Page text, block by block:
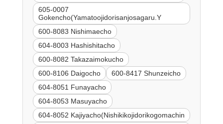
605-0007
Gokencho(Yamatoojidorisanjosagaru.Y
600-8083 Nishimaecho
604-8003 Hashishitacho
600-8082 Takazaimokucho
600-8106 Daigocho
600-8417 Shunzeicho
604-8051 Funayacho
604-8053 Masuyacho
604-8052 Kajiyacho(Nishikikojidorikogomachin